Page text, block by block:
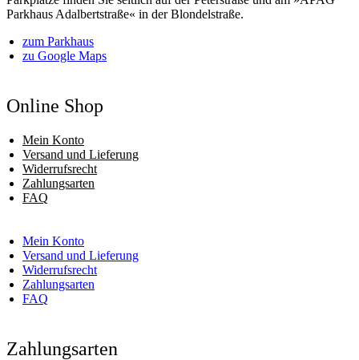
Parkhaus Adalbertstraße« in der Blondelstraße.
zum Parkhaus
zu Google Maps
Online Shop
Mein Konto
Versand und Lieferung
Widerrufsrecht
Zahlungsarten
FAQ
Mein Konto
Versand und Lieferung
Widerrufsrecht
Zahlungsarten
FAQ
Zahlungsarten